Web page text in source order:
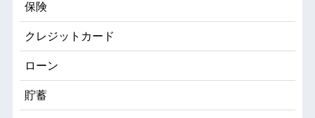
保険
クレジットカード
ローン
貯蓄